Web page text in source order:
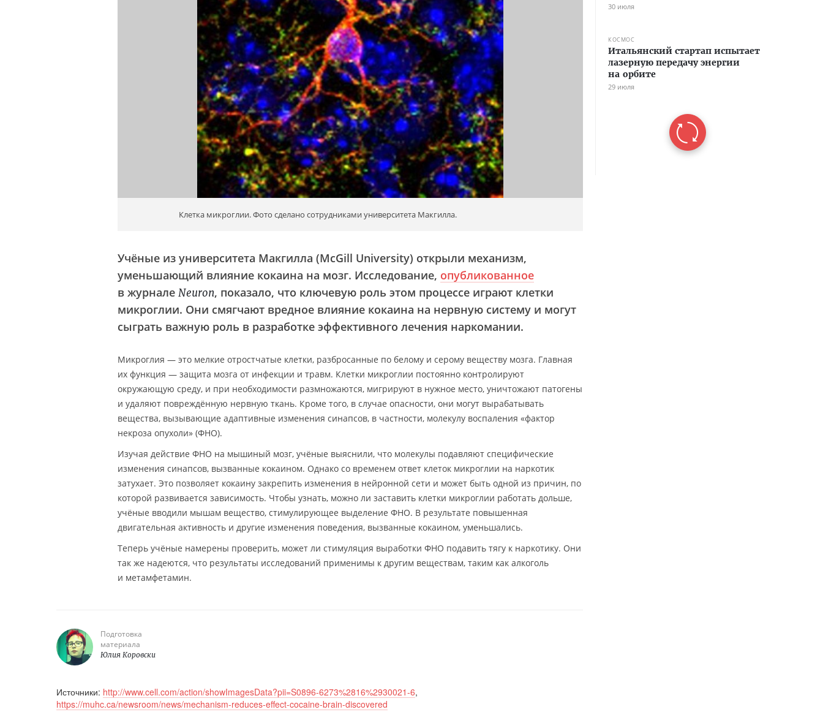
Клетка микроглии. Фото сделано сотрудниками университета Макгилла.
Учёные из университета Макгилла (McGill University) открыли механизм,
уменьшающий влияние кокаина на мозг. Исследование, опубликованное
в журнале Neuron, показало, что ключевую роль этом процессе играют клетки
микроглии. Они смягчают вредное влияние кокаина на нервную систему и могут
сыграть важную роль в разработке эффективного лечения наркомании.
Микроглия — это мелкие отростчатые клетки, разбросанные по белому и серому веществу мозга. Главная
их функция — защита мозга от инфекции и травм. Клетки микроглии постоянно контролируют
окружающую среду, и при необходимости размножаются, мигрируют в нужное место, уничтожают патогены
и удаляют повреждённую нервную ткань. Кроме того, в случае опасности, они могут вырабатывать
вещества, вызывающие адаптивные изменения синапсов, в частности, молекулу воспаления «фактор
некроза опухоли» (ФНО).
Изучая действие ФНО на мышиный мозг, учёные выяснили, что молекулы подавляют специфические
изменения синапсов, вызванные кокаином. Однако со временем ответ клеток микроглии на наркотик
затухает. Это позволяет кокаину закрепить изменения в нейронной сети и может быть одной из причин, по
которой развивается зависимость. Чтобы узнать, можно ли заставить клетки микроглии работать дольше,
учёные вводили мышам вещество, стимулирующее выделение ФНО. В результате повышенная
двигательная активность и другие изменения поведения, вызванные кокаином, уменьшались.
Теперь учёные намерены проверить, может ли стимуляция выработки ФНО подавить тягу к наркотику. Они
так же надеются, что результаты исследований применимы к другим веществам, таким как алкоголь
и метамфетамин.
Подготовка
материала
Юлия Коровски
Источники: http://www.cell.com/action/showImagesData?pii=S0896-6273%2816%2930021-6,
https://muhc.ca/newsroom/news/mechanism-reduces-effect-cocaine-brain-discovered
30 июля
КОСМОС
Итальянский стартап испытает
лазерную передачу энергии
на орбите
29 июля